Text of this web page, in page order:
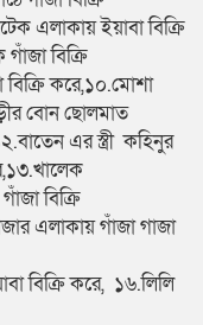
এলাকায় ইয়াবা বিক্রি
বিক্রি
বিক্রি করে,১০.মোশা
বোন ছোলমাত
এর স্ত্রী কহিনুর
বিক্রি
এলাকায় গাঁজা গাজা
বিক্রি করে, ১৬.লিলি